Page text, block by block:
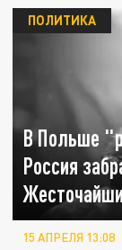
В Польше
Россия
ПОЛИТИКА
15 АПРЕЛЯ 13:08